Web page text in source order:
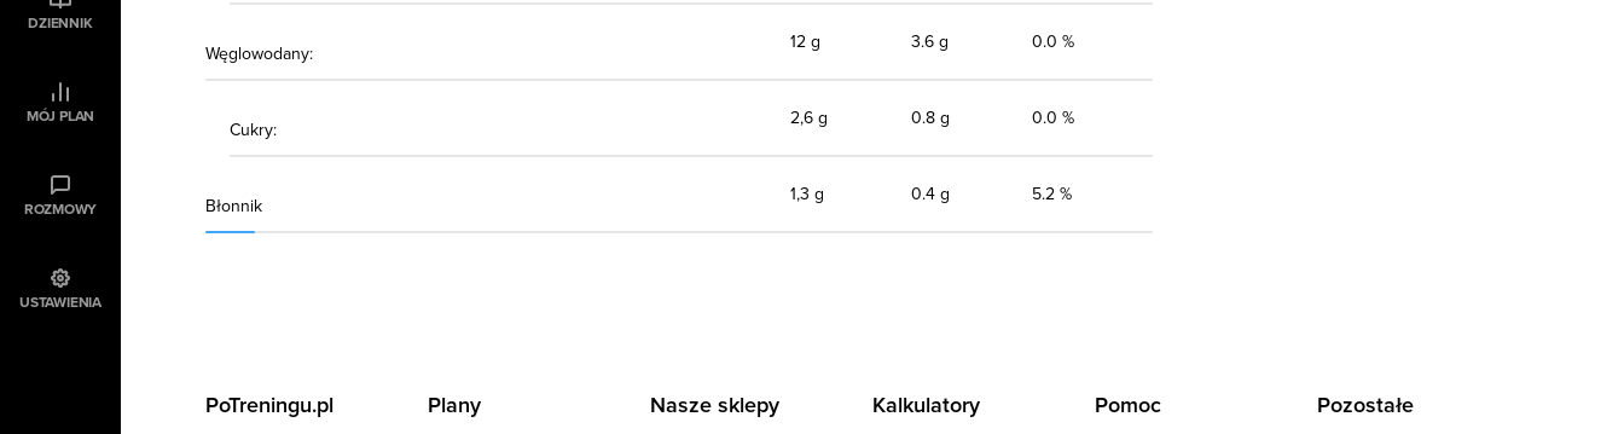
DZIENNIK
MÓJ PLAN
ROZMOWY
USTAWIENIA
Węglowodany:
12 g 3.6 g 0.0 %
Cukry:
2,6 g 0.8 g 0.0 %
Błonnik
1,3 g 0.4 g 5.2 %
PoTreningu.pl Plany Nasze sklepy Kalkulatory Pomoc Pozostałe